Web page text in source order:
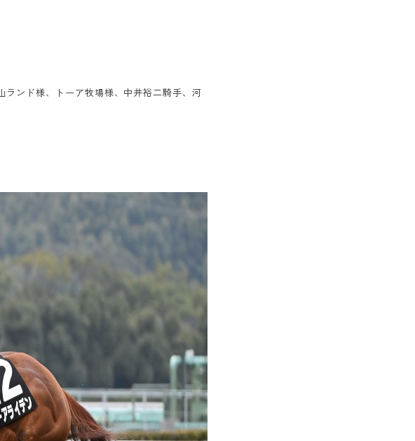
ンド様、トーア牧場様、中井裕二騎手、河